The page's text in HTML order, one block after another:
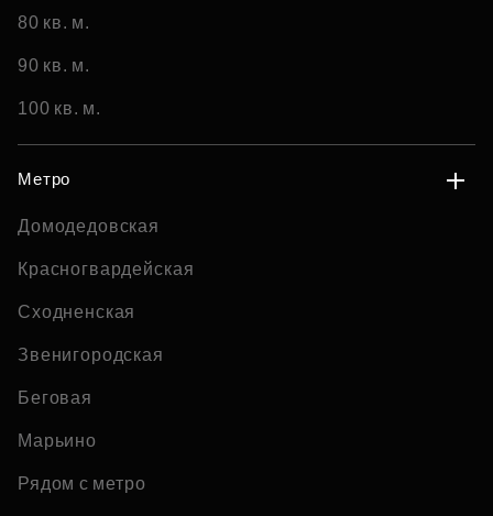
80 кв. м.
90 кв. м.
100 кв. м.
Метро
Домодедовская
Красногвардейская
Сходненская
Звенигородская
Беговая
Марьино
Рядом с метро